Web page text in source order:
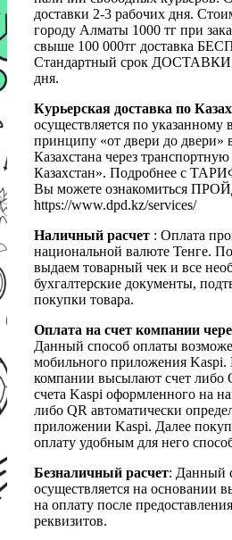
доставки 2-3 рабочих дня.
городу Алматы 1000 тг при
свыше 100 000тг доставка
Стандартный срок ДОСТАВКИ
дня.
Курьерская доставка по
осуществляется по указанному
принципу «от двери до двери»
Казахстана через
Казахстан». Подробнее с
Вы можете ознакомиться
https://www.dpd.kz/services/
Наличный расчет : Оплата
национальной валюте Тенге.
выдаем товарный чек и все
бухгалтерские документы,
покупки товара.
Оплата на счет компании
Данный способ оплаты
мобильного приложения
компании высылают счет либо
счета Kaspi оформленного на
либо QR автоматически
приложении Kaspi. Далее
оплату удобным для него
Безналичный расчет: Данный
осуществляется на основании
на оплату после
реквизитов.